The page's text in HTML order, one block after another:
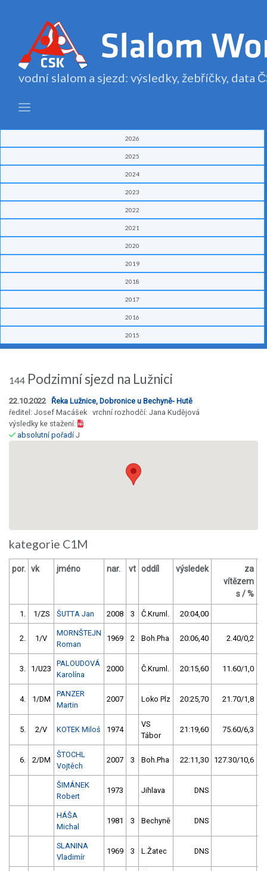
vodní slalom a sjezd: výsledky, žebříčky, data
2026
2025
2024
2023
2022
2021
2020
2019
2018
2017
2016
2015
144 Podzimní sjezd na Lužnici
22.10.2022 Řeka Lužnice, Dobronice u Bechyně- Hutě
ředitel: Josef Macášek vrchní rozhodčí: Jana Kudějová
výsledky ke stažení:
absolutní pořadíJ
kategorie C1M
por. vk jméno nar. vt oddíl výsledek
za
vítězem
s / %
1. 1/ZS ŠUTTA Jan 2008 3 Č.Kruml. 20:04,00
2. 1/V
MORNŠTEJN
Roman
1969 2 Boh.Pha 20:06,40 2.40/0,2
3. 1/U23
PALOUDOVÁ
Karolína
2000 Č.Kruml. 20:15,60 11.60/1,0
4. 1/DM
PANZER
Martin
2007 Loko Plz 20:25,70 21.70/1,8
5. 2/V KOTEK Miloš 1974
VS
Tábor
21:19,60 75.60/6,3
6. 2/DM
ŠTOCHL
Vojtěch
2007 3 Boh.Pha 22:11,30 127.30/10,6
ŠIMÁNEK
Robert
1973 Jihlava DNS
HÁŠA
Michal
1981 3 Bechyně DNS
SLANINA
Vladimír
1969 3 L.Žatec DNS